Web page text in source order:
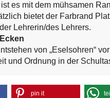
es mit dem mühsamen
bietet der Farbrand
Lehrerin/des Lehrers.
von „Eselsohren“
und Ordnung in der
pin it